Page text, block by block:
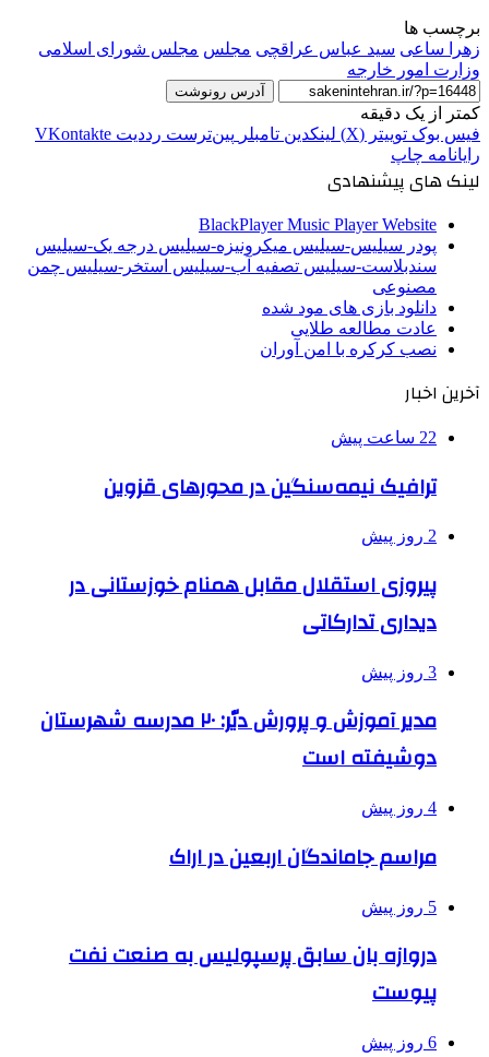
برچسب ها
زهرا ساعی سید عباس عراقچی مجلس مجلس شورای اسلامی
وزارت امور خارجه
آدرس رونوشت
کمتر از یک دقیقه
فیس بوک توییتر (X) لینکدین ‫تامبلر ‫پین‌ترست ‫رددیت ‫VKontakte
رایانامه چاپ
لینک های پیشنهادی
BlackPlayer Music Player Website
پودر سیلیس-سیلیس میکرونیزه-سیلیس درجه یک-سیلیس
سندبلاست-سیلیس تصفیه آب-سیلیس استخر-سیلیس چمن
مصنوعی
دانلود بازی های مود شده
عادت مطالعه طلایی
نصب کرکره با امن آوران
آخرین اخبار
22 ساعت پیش
ترافیک نیمه‌سنگین در محورهای قزوین
2 روز پیش
پیروزی استقلال مقابل همنام خوزستانی در
دیداری تدارکاتی
3 روز پیش
مدیر آموزش و پرورش دیّر: ۲۰ مدرسه شهرستان
دوشیفته است
4 روز پیش
مراسم جاماندگان اربعین در اراک
5 روز پیش
دروازه بان سابق پرسپولیس به صنعت نفت
پیوست
6 روز پیش